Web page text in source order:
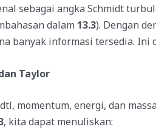
sebagai angka Schmidt
dalam 13.3). Dengan
banyak informasi tersedia. Ini
Taylor
momentum, energi, dan
, kita dapat menuliskan: